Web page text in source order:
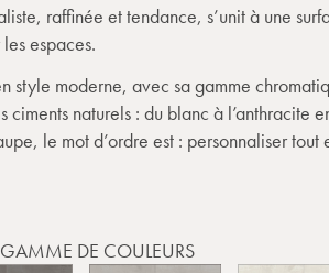
raffinée et tendance, s’unit à une
espaces.
style moderne, avec sa gamme
ciments naturels : du blanc à l’anthracite
le mot d’ordre est : personnaliser tout
GAMME DE COULEURS